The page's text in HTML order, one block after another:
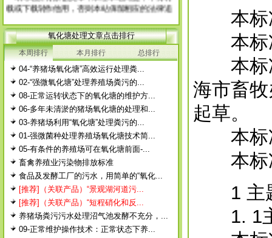
载或下载转作他用，否则本站保留相应的法律追
殖户除外。 经本站允许需转载本站原创文章
的，请注明出处。
每篇文章下面的网友评论只显示5条，要想看全
部评论，请点击网友评论框右上角的“更多”
徨耧豚蝽-桎梓羼觇?觐眈箅圉梃
徨耧豚蝽-桎梓羼觇?觐眈箅圉梃
氧化塘处理文章点击排行
本周排行 本月排行 总排行
04-“养猪场氧化塘”高效运行处理粪...
02-“强微氧化塘”处理养殖场粪污的...
08-正常运转状态下的氧化塘的维护方...
06-多年未清淤的猪场氧化塘的处理和...
03-养猪场利用“氧化塘”处理粪污的...
01-强微菌种处理养殖场氧化塘技术简...
05-有条件的养殖场可在氧化塘前面-...
畜禽养殖业污染物排放标准
食品及发酵工厂的污水，用简单的“氧化...
[推荐]（关联产品）“景观湖河道污...
[推荐]（关联产品）“短程硝化和反...
养猪场粪污污水处理沼气池发酵不充分，...
09-正常维护操作技术：正常状态下养...
本标
本标准
本标准
海市畜
起草。
本标准
本标准
1 主题
1. 1主